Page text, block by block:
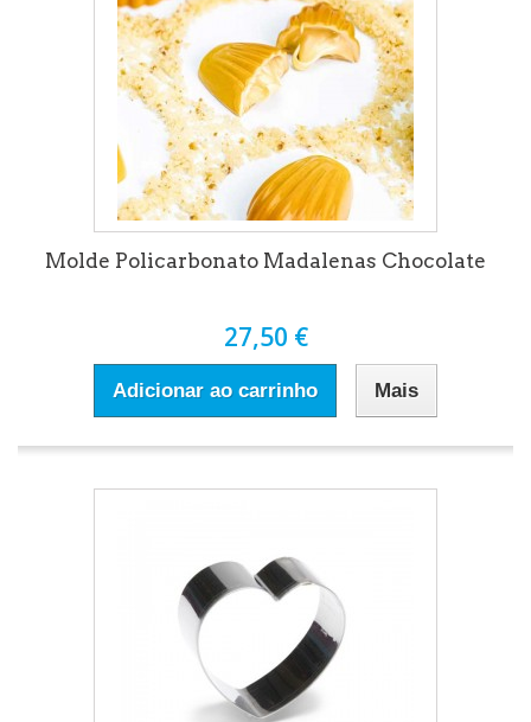
Molde Policarbonato Madalenas Chocolate
27,50 €
Adicionar ao carrinho Mais